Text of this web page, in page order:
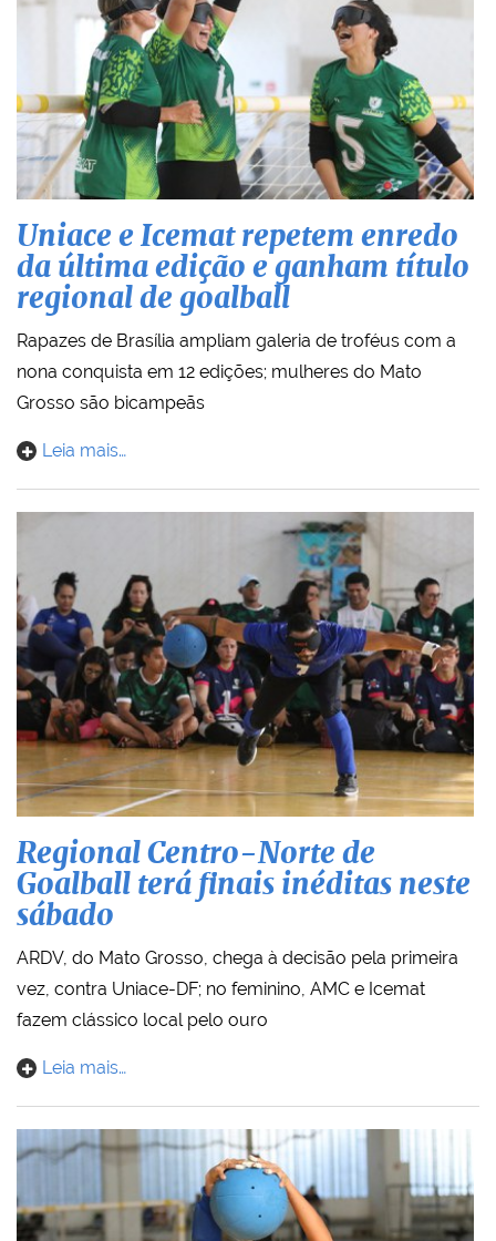
Uniace e Icemat repetem enredo
da última edição e ganham título
regional de goalball
Rapazes de Brasília ampliam galeria de troféus com a
nona conquista em 12 edições; mulheres do Mato
Grosso são bicampeãs
Leia mais…
Regional Centro-Norte de
Goalball terá finais inéditas neste
sábado
ARDV, do Mato Grosso, chega à decisão pela primeira
vez, contra Uniace-DF; no feminino, AMC e Icemat
fazem clássico local pelo ouro
Leia mais…